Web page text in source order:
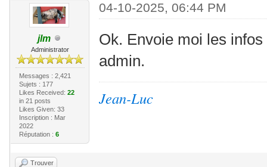
jlm
Administrator
Messages : 2,421
Sujets : 177
Likes Received: 22
in 21 posts
Likes Given: 33
Inscription : Mar
2022
Réputation : 6
04-10-2025, 06:44 PM
Ok. Envoie moi les
admin.
Jean-Luc
Trouver